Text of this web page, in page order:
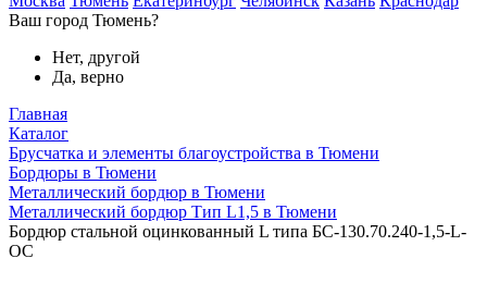
Ваш город Тюмень?
Нет, другой
Да, верно
Главная
Каталог
Брусчатка и элементы благоустройства в Тюмени
Бордюры в Тюмени
Металлический бордюр в Тюмени
Металлический бордюр Тип L1,5 в Тюмени
Бордюр стальной оцинкованный L типа БС-130.70.240-1,5-L-
ОС